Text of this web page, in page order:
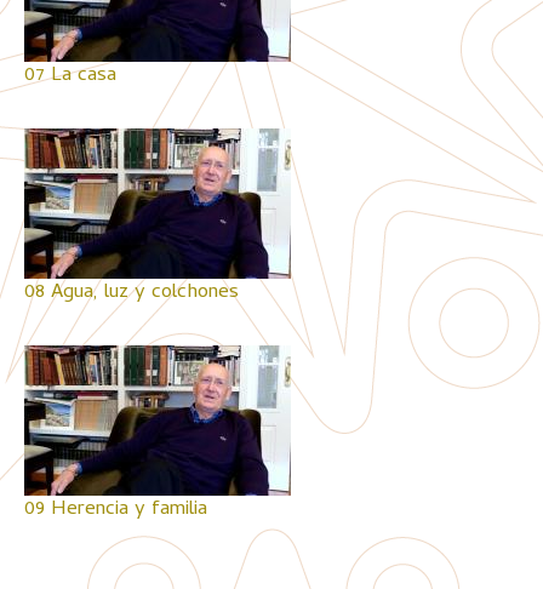
07 La casa
08 Agua, luz y colchones
09 Herencia y familia